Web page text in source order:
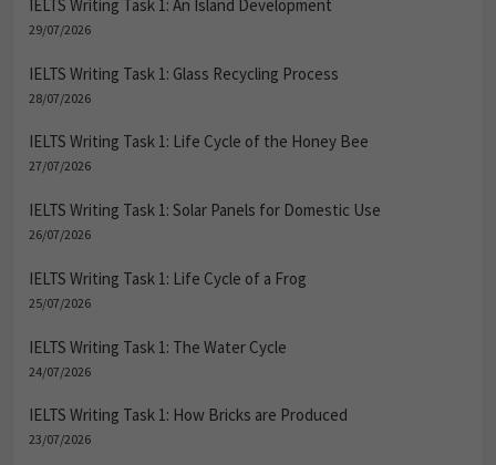
IELTS Writing Task 1: An Island Development
29/07/2026
IELTS Writing Task 1: Glass Recycling Process
28/07/2026
IELTS Writing Task 1: Life Cycle of the Honey Bee
27/07/2026
IELTS Writing Task 1: Solar Panels for Domestic Use
26/07/2026
IELTS Writing Task 1: Life Cycle of a Frog
25/07/2026
IELTS Writing Task 1: The Water Cycle
24/07/2026
IELTS Writing Task 1: How Bricks are Produced
23/07/2026